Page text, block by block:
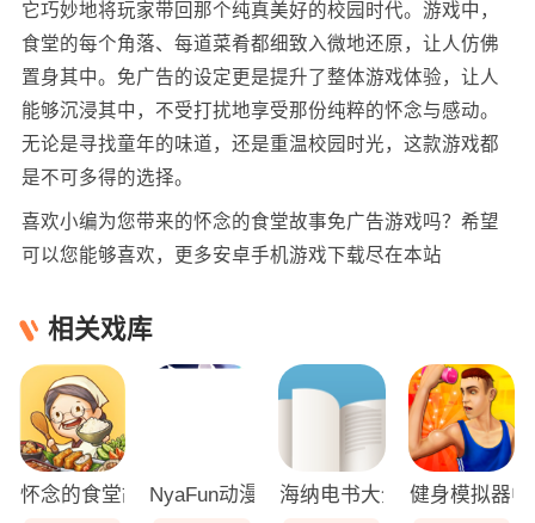
它巧妙地将玩家带回那个纯真美好的校园时代。游戏中，
食堂的每个角落、每道菜肴都细致入微地还原，让人仿佛
置身其中。免广告的设定更是提升了整体游戏体验，让人
能够沉浸其中，不受打扰地享受那份纯粹的怀念与感动。
无论是寻找童年的味道，还是重温校园时光，这款游戏都
是不可多得的选择。
喜欢小编为您带来的怀念的食堂故事免广告游戏吗？希望
可以您能够喜欢，更多安卓手机游戏下载尽在本站
相关戏库
怀念的食堂故事免广告
NyaFun动漫 海纳电书大全 健身模拟器